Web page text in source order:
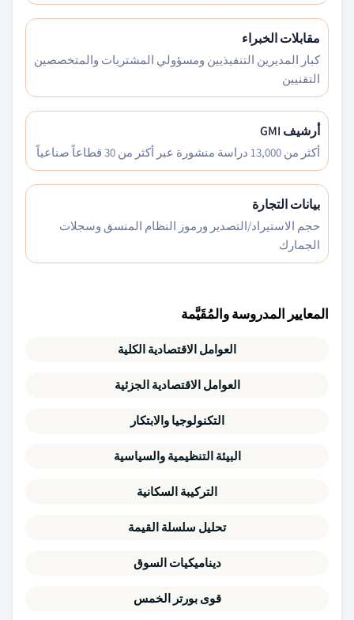
مقابلات الخبراء
كبار المديرين التنفيذيين ومسؤولي المشتريات والمتخصصين
التقنيين
أرشيف GMI
أكثر من 13,000 دراسة منشورة عبر أكثر من 30 قطاعاً صناعياً
بيانات التجارة
حجم الاستيراد/التصدير ورموز النظام المنسق وسجلات
الجمارك
المعايير المدروسة والمُقَيَّمة
العوامل الاقتصادية الكلية
العوامل الاقتصادية الجزئية
التكنولوجيا والابتكار
البيئة التنظيمية والسياسية
التركيبة السكانية
تحليل سلسلة القيمة
ديناميكيات السوق
قوى بورتر الخمس